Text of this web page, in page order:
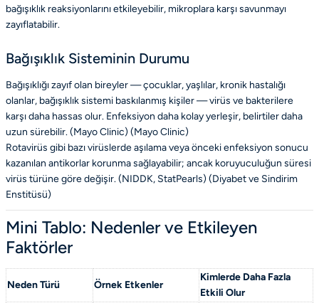
bağışıklık reaksiyonlarını etkileyebilir, mikroplara karşı savunmayı
zayıflatabilir.
Bağışıklık Sisteminin Durumu
Bağışıklığı zayıf olan bireyler — çocuklar, yaşlılar, kronik hastalığı
olanlar, bağışıklık sistemi baskılanmış kişiler — virüs ve bakterilere
karşı daha hassas olur. Enfeksiyon daha kolay yerleşir, belirtiler daha
uzun sürebilir. (Mayo Clinic) (Mayo Clinic)
Rotavirüs gibi bazı virüslerde aşılama veya önceki enfeksiyon sonucu
kazanılan antikorlar korunma sağlayabilir; ancak koruyuculuğun süresi
virüs türüne göre değişir. (NIDDK, StatPearls) (Diyabet ve Sindirim
Enstitüsü)
Mini Tablo: Nedenler ve Etkileyen
Faktörler
Neden Türü Örnek Etkenler
Kimlerde Daha Fazla
Etkili Olur